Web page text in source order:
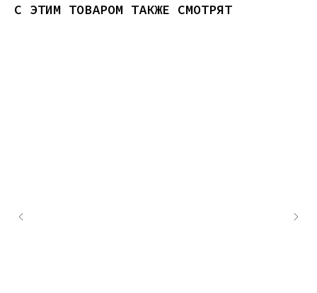
С ЭТИМ ТОВАРОМ ТАКЖЕ СМОТРЯТ